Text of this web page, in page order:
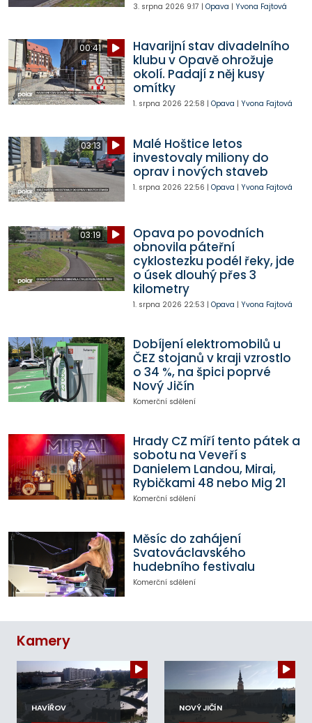
3. srpna 2026 9:17 | Opava | Yvona Fajtová
00:41
Havarijní stav divadelního
klubu v Opavě ohrožuje
okolí. Padají z něj kusy
omítky
1. srpna 2026 22:58 | Opava | Yvona Fajtová
03:13
Malé Hoštice letos
investovaly miliony do
oprav i nových staveb
1. srpna 2026 22:56 | Opava | Yvona Fajtová
03:19
Opava po povodních
obnovila páteřní
cyklostezku podél řeky, jde
o úsek dlouhý přes 3
kilometry
1. srpna 2026 22:53 | Opava | Yvona Fajtová
Dobíjení elektromobilů u
ČEZ stojanů v kraji vzrostlo
o 34 %, na špici poprvé
Nový Jičín
Komerční sdělení
Hrady CZ míří tento pátek a
sobotu na Veveří s
Danielem Landou, Mirai,
Rybičkami 48 nebo Mig 21
Komerční sdělení
Měsíc do zahájení
Svatováclavského
hudebního festivalu
Komerční sdělení
Kamery
HAVÍŘOV NOVÝ JIČÍN